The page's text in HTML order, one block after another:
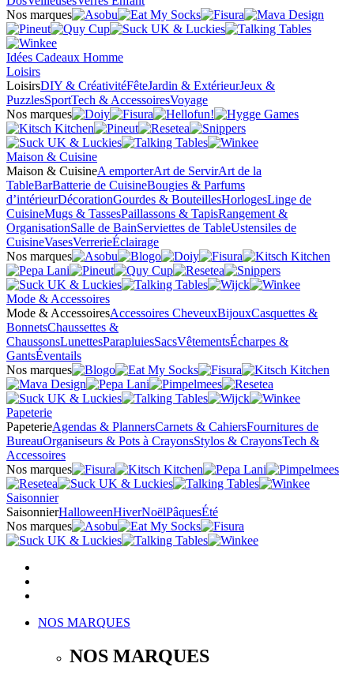
Nos marques
Idées Cadeaux Homme
Loisirs
LoisirsDIY & CréativitéFêteJardin & ExtérieurJeux &
PuzzlesSportTech & AccessoiresVoyage
Nos marques
Maison & Cuisine
Maison & CuisineA emporterArt de ServirArt de la
TableBarBatterie de CuisineBougies & Parfums
d’intérieurDécorationGourdes & BouteillesHorlogesLinge de
CuisineMugs & TassesPaillassons & TapisRangement &
OrganisationSalle de BainServiettes de TableUstensiles de
CuisineVasesVerrerieÉclairage
Nos marques
Mode & Accessoires
Mode & AccessoiresAccessoires CheveuxBijouxCasquettes &
BonnetsChaussettes &
ChaussonsLunettesParapluiesSacsVêtementsÉcharpes &
GantsÉventails
Nos marques
Papeterie
PapeterieAgendas & PlannersCarnets & CahiersFournitures de
BureauOrganiseurs & Pots à CrayonsStylos & CrayonsTech &
Accessoires
Nos marques
Saisonnier
SaisonnierHalloweenHiverNoëlPâquesÉté
Nos marques
NOS MARQUES
NOS MARQUES